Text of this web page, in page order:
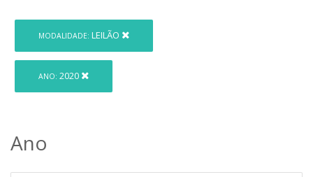
MODALIDADE: LEILÃO
ANO: 2020
Ano